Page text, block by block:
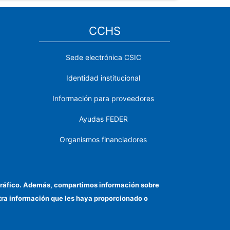
CCHS
Sede electrónica CSIC
Identidad institucional
Información para proveedores
Ayudas FEDER
Organismos financiadores
Cómo llegar
Además, compartimos información sobre
información que les haya proporcionado o